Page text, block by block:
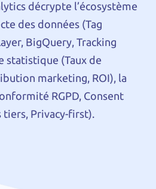
décrypte l’écosystème
des données (Tag
BigQuery, Tracking
statistique (Taux de
marketing, ROI), la
RGPD, Consent
tiers, Privacy-first).